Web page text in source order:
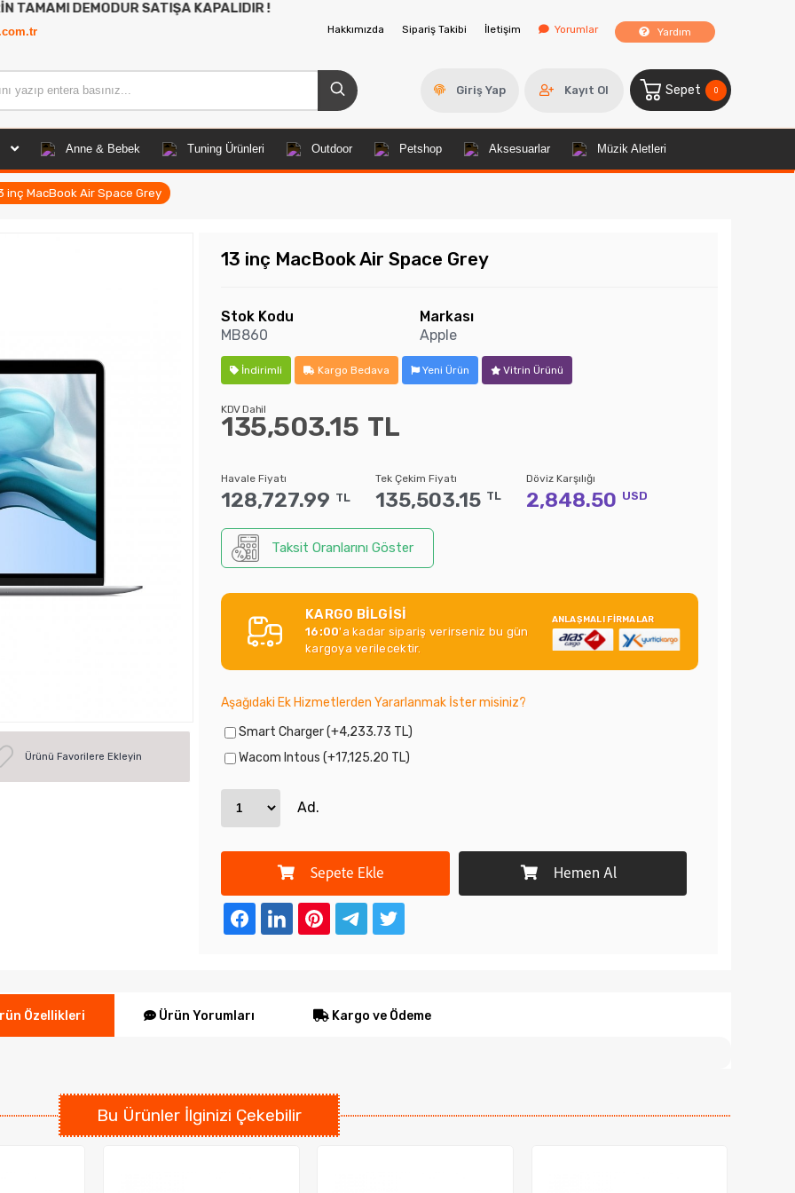
SATIŞA KAPALIDIR !
Hakkımızda Sipariş Takibi İletişim Yorumlar Yardım
Giriş Yap Kayıt Ol Sepet 0
Anne & Bebek Tuning Ürünleri Outdoor Petshop Aksesuarlar Müzik Aletleri
inç MacBook Air Space Grey
Ürünü Favorilere Ekleyin
13 inç MacBook Air Space Grey
Stok Kodu
MB860
Markası
Apple
İndirimli Kargo Bedava Yeni Ürün Vitrin Ürünü
135,503.15 TL
KDV Dahil
Havale Fiyatı
128,727.99 TL
Tek Çekim Fiyatı
135,503.15 TL
Döviz Karşılığı
2,848.50 USD
Taksit Oranlarını Göster
KARGO BİLGİSİ
16:00'a kadar sipariş verirseniz bu gün
kargoya verilecektir.
ANLAŞMALI FİRMALAR
Aşağıdaki Ek Hizmetlerden Yararlanmak İster misiniz?
Smart Charger (+4,233.73 TL)
Wacom Intous (+17,125.20 TL)
Ad.
Sepete Ekle Hemen Al
Özellikleri Ürün Yorumları Kargo ve Ödeme
Bu Ürünler İlginizi Çekebilir